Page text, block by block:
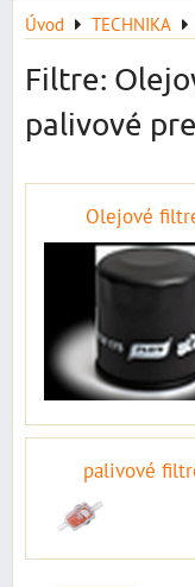
Úvod TECHNIKA
Filtre:
palivové
Olejové
palivové